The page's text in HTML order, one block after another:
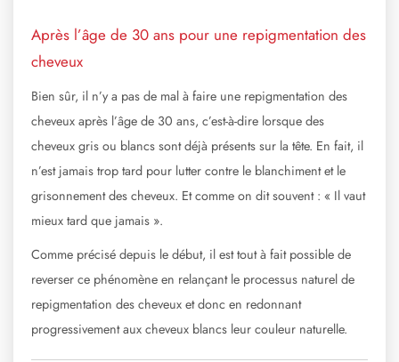
Après l’âge de 30 ans pour une repigmentation des
cheveux
Bien sûr, il n’y a pas de mal à faire une repigmentation des
cheveux après l’âge de 30 ans, c’est-à-dire lorsque des
cheveux gris ou blancs sont déjà présents sur la tête. En fait, il
n’est jamais trop tard pour lutter contre le blanchiment et le
grisonnement des cheveux. Et comme on dit souvent : « Il vaut
mieux tard que jamais ».
Comme précisé depuis le début, il est tout à fait possible de
reverser ce phénomène en relançant le processus naturel de
repigmentation des cheveux et donc en redonnant
progressivement aux cheveux blancs leur couleur naturelle.